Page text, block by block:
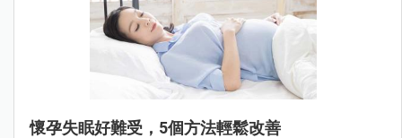
懷孕失眠好難受，5個方法輕鬆改善